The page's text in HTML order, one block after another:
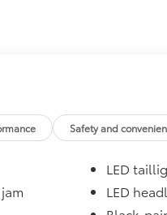
Safety and
LED
LED